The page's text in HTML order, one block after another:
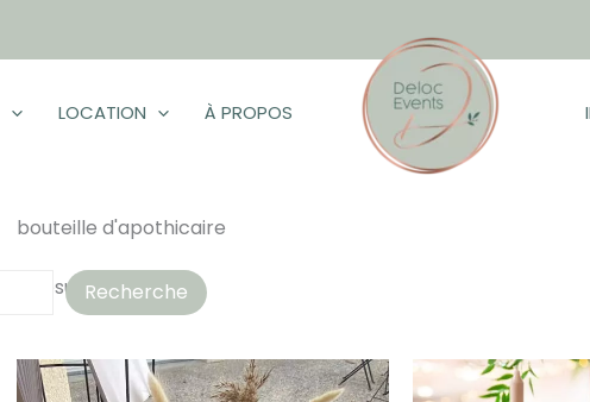
LOCATION À PROPOS
Recherche
bouteille d'apothicaire
4 résultats affichés